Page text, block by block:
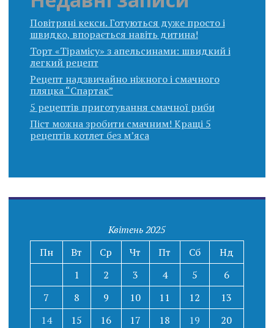
Повітряні кекси. Готуються дуже просто і
швидко, впорається навіть дитина!
Торт «Тірамісу» з апельсинами: швидкий і
легкий рецепт
Рецепт надзвичайно ніжного і смачного
пляцка “Спартак”
5 рецептів приготування смачної риби
Піст можна зробити смачним! Кращі 5
рецептів котлет без м’яса
Квітень 2025
Пн
Вт Ср Чт Пт Сб
Нд
1
2 3 4 5
6
7
8 9 10 11 12
13
14
15 16 17 18 19
20